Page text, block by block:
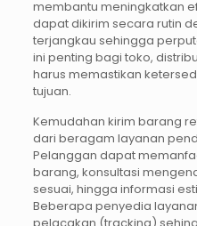
membantu meningkatkan
dapat dikirim secara rutin
terjangkau sehingga
ini penting bagi toko,
harus memastikan
tujuan.
Kemudahan kirim barang
dari beragam layanan
Pelanggan dapat
barang, konsultasi
sesuai, hingga informasi
Beberapa penyedia